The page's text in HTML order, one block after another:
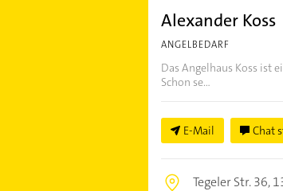
Alexander Koss
ANGELBEDARF
Das Angelhaus Koss ist
Schon se...
E-Mail Chat
Tegeler Str. 36,